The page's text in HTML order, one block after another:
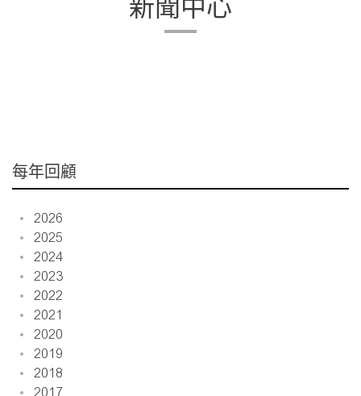
新聞中心
每年回顧
2026
2025
2024
2023
2022
2021
2020
2019
2018
2017